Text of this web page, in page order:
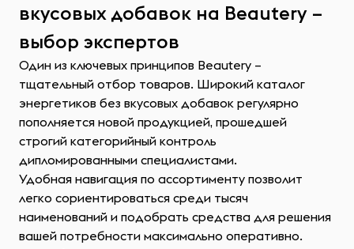
вкусовых добавок на Beautery –
выбор экспертов
Один из ключевых принципов Beautery –
тщательный отбор товаров. Широкий каталог
энергетиков без вкусовых добавок регулярно
пополняется новой продукцией, прошедшей
строгий категорийный контроль
дипломированными специалистами.
Удобная навигация по ассортименту позволит
легко сориентироваться среди тысяч
наименований и подобрать средства для решения
вашей потребности максимально оперативно.